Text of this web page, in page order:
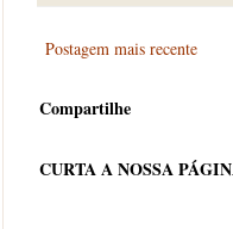
Postagem mais recente
Compartilhe
CURTA A NOSSA